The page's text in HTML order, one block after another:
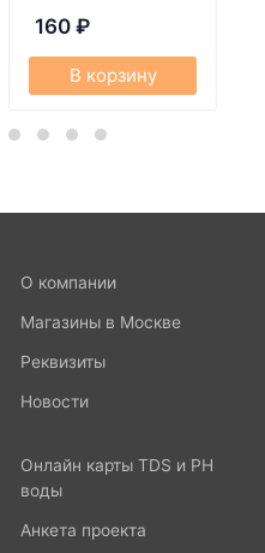
160 ₽
В корзину
О компании
Магазины в Москве
Реквизиты
Новости
Онлайн карты TDS и PH
воды
Анкета проекта